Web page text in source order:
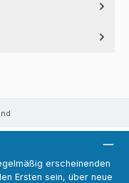
erscheinenden
Ersten sein, über neue